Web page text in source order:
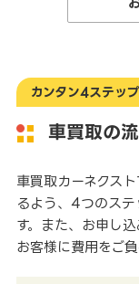
カンタン4ステップ
車買取の
車買取カーネクス
るよう、4つのステ
す。また、お申し
お客様に費用をご